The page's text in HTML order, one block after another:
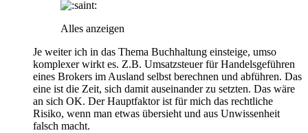
Alles anzeigen
Je weiter ich in das Thema Buchhaltung einsteige, umso
komplexer wirkt es. Z.B. Umsatzsteuer für Handelsgeführen
eines Brokers im Ausland selbst berechnen und abführen. Das
eine ist die Zeit, sich damit auseinander zu setzten. Das wäre
an sich OK. Der Hauptfaktor ist für mich das rechtliche
Risiko, wenn man etwas übersieht und aus Unwissenheit
falsch macht.